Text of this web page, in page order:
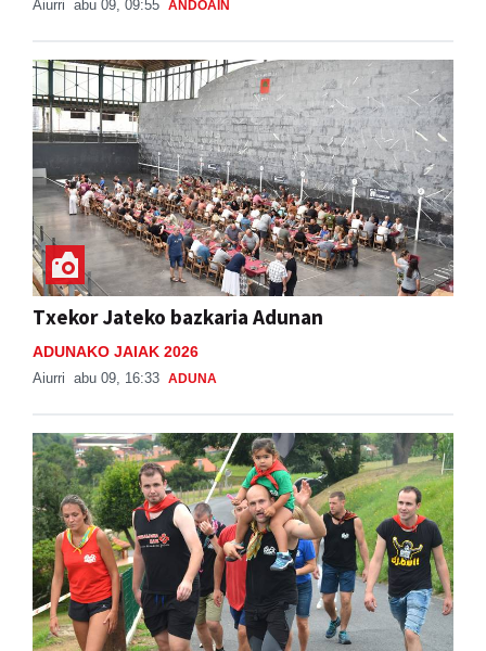
Aiurri abu 09, 09:55 ANDOAIN
Txekor Jateko bazkaria Adunan
ADUNAKO JAIAK 2026
Aiurri abu 09, 16:33 ADUNA